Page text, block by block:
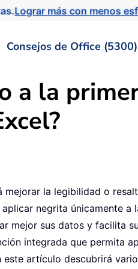
Lograr más con menos
Consejos de Office (5300)
a la
la legibilidad o
negrita únicamente
mejor sus datos y facilita
integrada que
artículo descubrirá